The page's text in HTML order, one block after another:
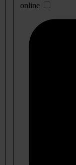
online